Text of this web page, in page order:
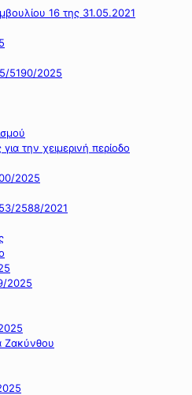
16 της 31.05.2021
5190/2025
την χειμερινή περίοδο
2025
2588/2021
2025
Ζακύνθου